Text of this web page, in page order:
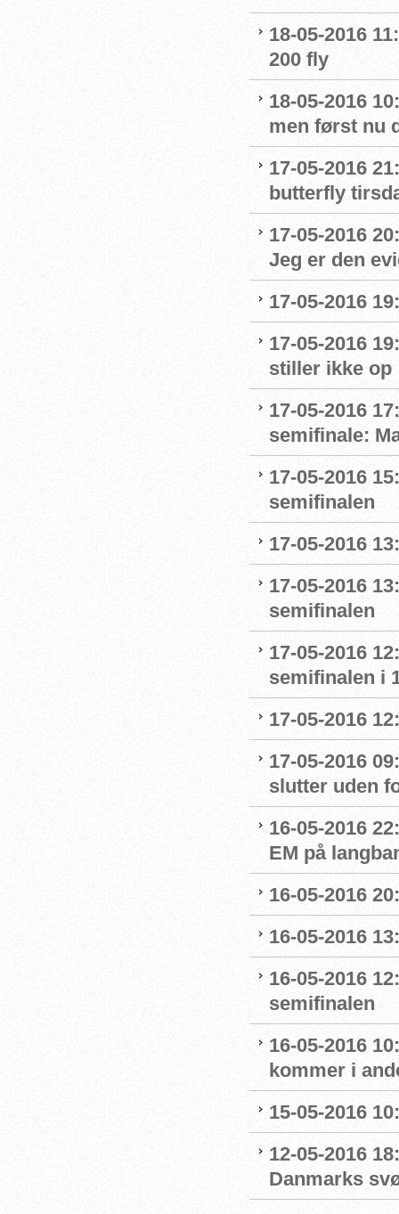
18-05-2016
200 fly
18-05-2016
men først nu
17-05-2016
butterfly
17-05-2016
Jeg er den
17-05-2016
17-05-2016
stiller ikke op
17-05-2016
semifinale:
17-05-2016
semifinalen
17-05-2016
17-05-2016
semifinalen
17-05-2016
semifinalen i
17-05-2016
17-05-2016
slutter uden
16-05-2016
EM på
16-05-2016
16-05-2016
16-05-2016
semifinalen
16-05-2016
kommer i
15-05-2016
12-05-2016
Danmarks